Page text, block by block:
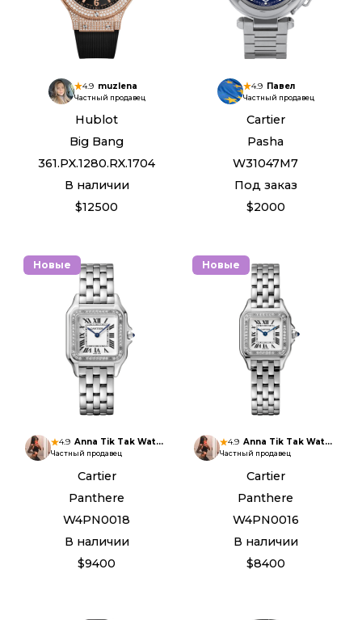
4.9 muzlena
Частный продавец
Hublot
Big Bang
361.PX.1280.RX.1704
В наличии
$12500
4.9 Павел
Частный продавец
Cartier
Pasha
W31047M7
Под заказ
$2000
Новые
4.9 Anna Tik Tak Watches
Частный продавец
Cartier
Panthere
W4PN0018
В наличии
$9400
Новые
4.9 Anna Tik Tak Watches
Частный продавец
Cartier
Panthere
W4PN0016
В наличии
$8400